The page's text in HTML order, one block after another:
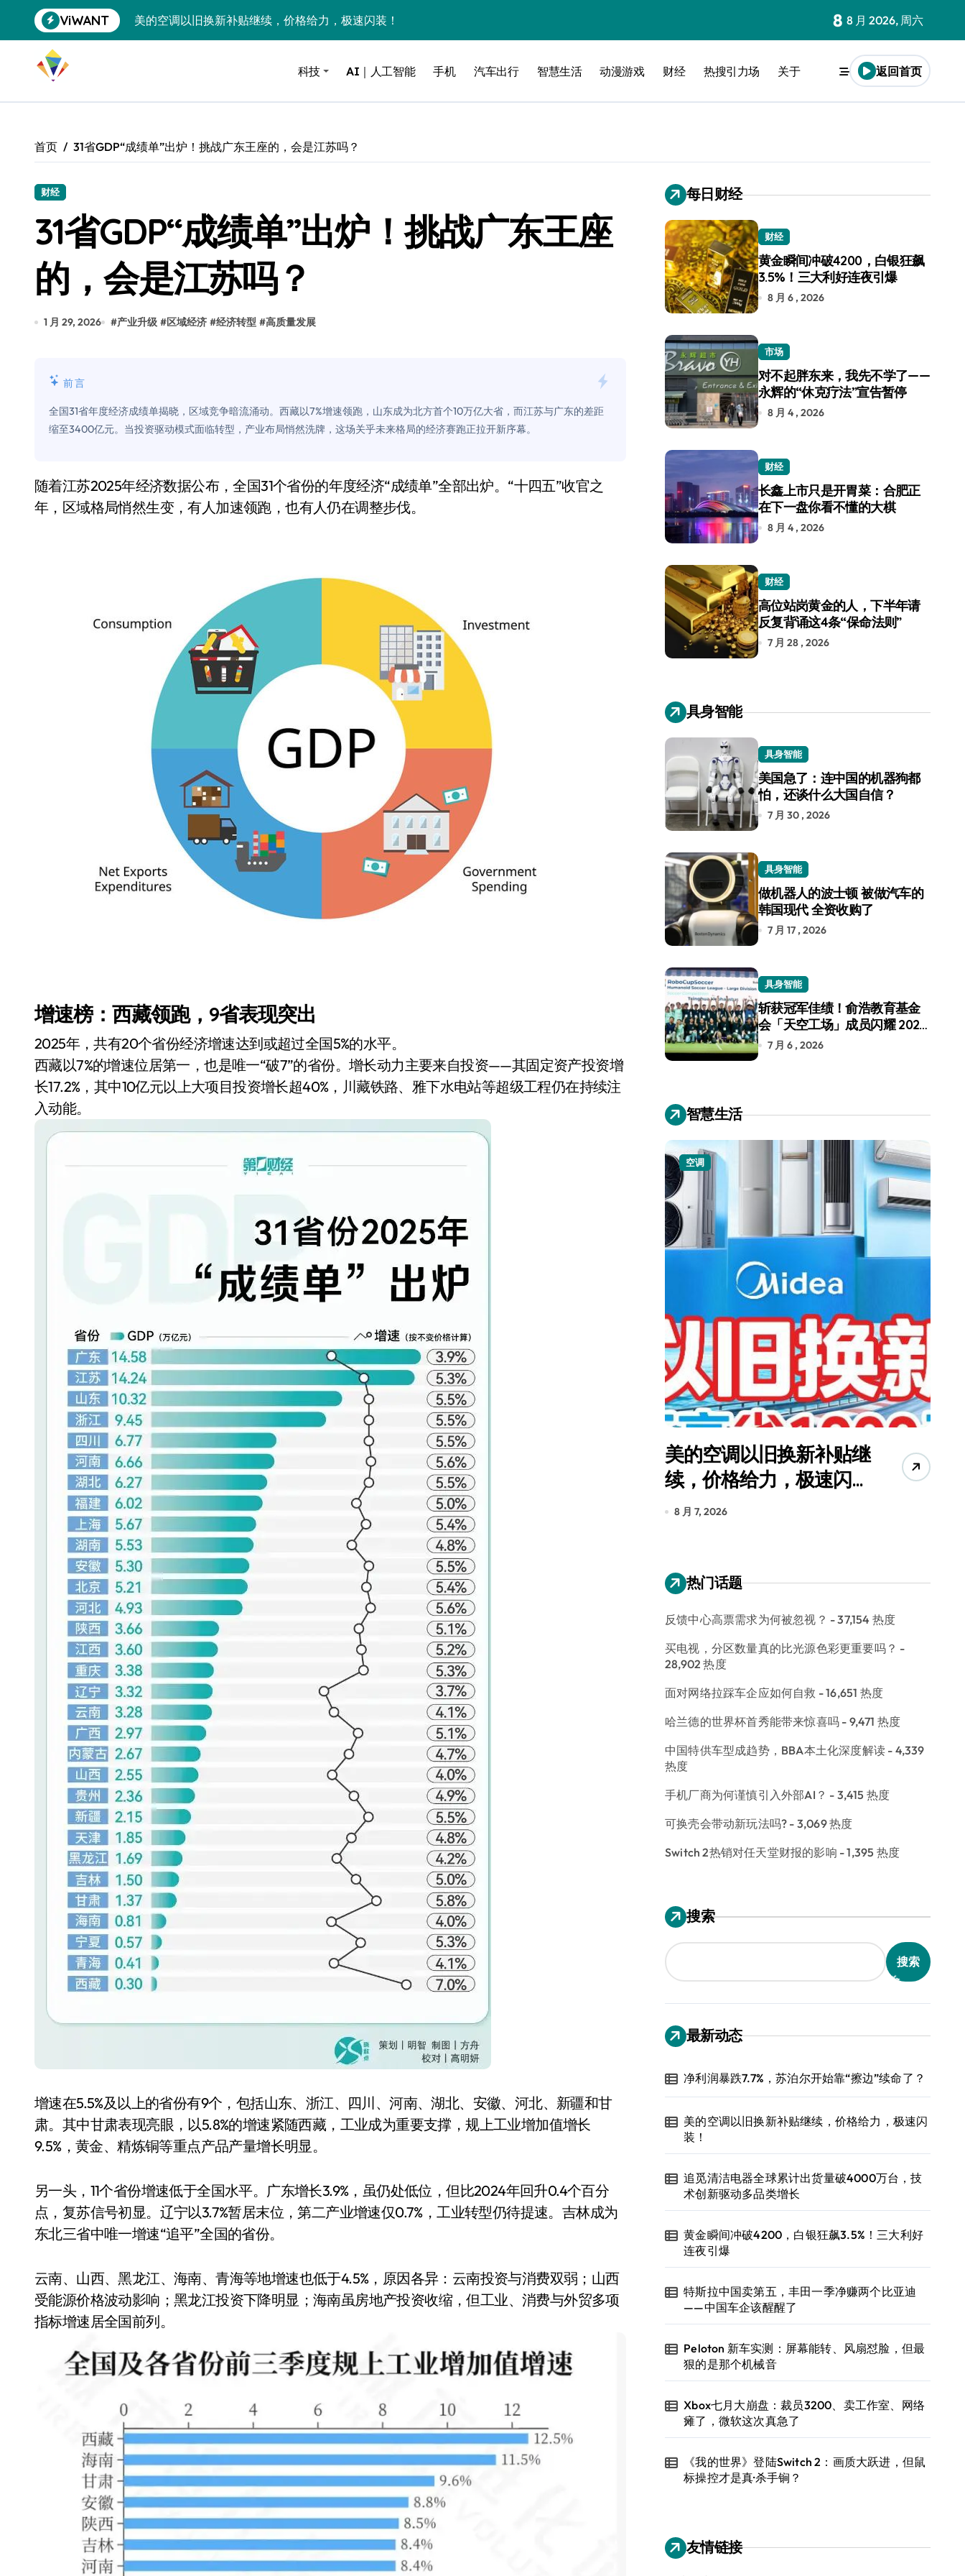
到
ViWANT
美的空调以旧换新补贴继续，价格给力，极速闪装！
黄金瞬间冲破4200，白银狂飙3.5%！三大利好连夜引爆
特斯拉中国卖第五，丰田一季净赚两个比亚迪——中国车企该醒醒了
Xbox七月大崩盘：裁员3200、卖工作室、网络瘫了，微软这次真急了
谷歌DeepMind创始人辞去CEO，但继续“垂帘听政”？
全球最小U盘，容量却碾压iPhone 17顶配？闪迪这波操作太狠了
400层堆叠、性能翻倍 三星把最新存储技术给了AI
别再用汽车USB给MacBook充电了！老司机教你3招真·快充
Windows 11家庭版和专业版，选错真的会后悔吗？
你的U盘格式对了吗？详解exFAT和NTFS的终极对决
从“卖电视”到“定规则”：海信拿下RGB-Mini LED全球话语权
对不起胖东来，我先不学了——永辉的“休克疗法”宣告暂停
国际首次！中国钙钛矿探测器太空“开箱”，一边探测射线一边光伏发电
小米涨价！K90跳上3099，小米17标准版逼近4800
长鑫上市只是开胃菜：合肥正在下一盘你看不懂的大棋
耳机低音像白开水？90%的人第一步就做错了
复古玩家狂喜：Anbernic第三次复刻GBA SP，情怀拉满
Xbox 360 游戏终于要登 PC，光盘党也能“以盘换数”了？
AirTag 新版到底香不香？一篇帮你避坑+种草
净利润暴跌7.7%，苏泊尔开始靠“擦边”续命了？
8 8 月 2026, 周六
科技 AI｜人工智能 手机 汽车出行 智慧生活 动漫游戏 财经 热搜引力场 关于 返回首页
首页 31省GDP“成绩单”出炉！挑战广东王座的，会是江苏吗？
财经
31省GDP“成绩单”出炉！挑战广东王座
的，会是江苏吗？
1 月 29, 2026 #产业升级 #区域经济 #经济转型 #高质量发展
前言
全国31省年度经济成绩单揭晓，区域竞争暗流涌动。西藏以7%增速领跑，山东成为北方首个10万亿大省，而江苏与广东的差距
缩至3400亿元。当投资驱动模式面临转型，产业布局悄然洗牌，这场关乎未来格局的经济赛跑正拉开新序幕。
随着江苏2025年经济数据公布，全国31个省份的年度经济“成绩单”全部出炉。“十四五”收官之
年，区域格局悄然生变，有人加速领跑，也有人仍在调整步伐。
增速榜：西藏领跑，9省表现突出
2025年，共有20个省份经济增速达到或超过全国5%的水平。
西藏以7%的增速位居第一，也是唯一“破7”的省份。增长动力主要来自投资——其固定资产投资增
长17.2%，其中10亿元以上大项目投资增长超40%，川藏铁路、雅下水电站等超级工程仍在持续注
入动能。
增速在5.5%及以上的省份有9个，包括山东、浙江、四川、河南、湖北、安徽、河北、新疆和甘
肃。其中甘肃表现亮眼，以5.8%的增速紧随西藏，工业成为重要支撑，规上工业增加值增长
9.5%，黄金、精炼铜等重点产品产量增长明显。
另一头，11个省份增速低于全国水平。广东增长3.9%，虽仍处低位，但比2024年回升0.4个百分
点，复苏信号初显。辽宁以3.7%暂居末位，第二产业增速仅0.7%，工业转型仍待提速。吉林成为
东北三省中唯一增速“追平”全国的省份。
云南、山西、黑龙江、海南、青海等地增速也低于4.5%，原因各异：云南投资与消费双弱；山西
受能源价格波动影响；黑龙江投资下降明显；海南虽房地产投资收缩，但工业、消费与外贸多项
指标增速居全国前列。
每日财经
财经
黄金瞬间冲破4200，白银狂飙
3.5%！三大利好连夜引爆
8 月 6 , 2026
市场
对不起胖东来，我先不学了——
永辉的“休克疗法”宣告暂停
8 月 4 , 2026
财经
长鑫上市只是开胃菜：合肥正
在下一盘你看不懂的大棋
8 月 4 , 2026
财经
高位站岗黄金的人，下半年请
反复背诵这4条“保命法则”
7 月 28 , 2026
具身智能
具身智能
美国急了：连中国的机器狗都
怕，还谈什么大国自信？
7 月 30 , 2026
具身智能
做机器人的波士顿 被做汽车的
韩国现代 全资收购了
7 月 17 , 2026
具身智能
斩获冠军佳绩！俞浩教育基金
会「天空工场」成员闪耀 2026
RoboCup 机器人世界杯
7 月 6 , 2026
智慧生活
追觅、石头科技注意：你
们的扫地机已被美国认定
为“战略武器”
7 月 30, 2026
净利润暴跌7.7%，苏泊尔
开始靠“擦边”续命了？
8 月 7, 2026
空调
美的空调以旧换新补贴继
续，价格给力，极速闪
装！
8 月 7, 2026
热门话题
反馈中心高票需求为何被忽视？ - 37,154 热度
买电视，分区数量真的比光源色彩更重要吗？ -
28,902 热度
面对网络拉踩车企应如何自救 - 16,651 热度
哈兰德的世界杯首秀能带来惊喜吗 - 9,471 热度
中国特供车型成趋势，BBA本土化深度解读 - 4,339
热度
手机厂商为何谨慎引入外部AI？ - 3,415 热度
可换壳会带动新玩法吗? - 3,069 热度
Switch 2热销对任天堂财报的影响 - 1,395 热度
搜索
搜索
最新动态
净利润暴跌7.7%，苏泊尔开始靠“擦边”续命了？
美的空调以旧换新补贴继续，价格给力，极速闪
装！
追觅清洁电器全球累计出货量破4000万台，技
术创新驱动多品类增长
黄金瞬间冲破4200，白银狂飙3.5%！三大利好
连夜引爆
特斯拉中国卖第五，丰田一季净赚两个比亚迪
——中国车企该醒醒了
Peloton 新车实测：屏幕能转、风扇怼脸，但最
狠的是那个机械音
Xbox七月大崩盘：裁员3200、卖工作室、网络
瘫了，微软这次真急了
《我的世界》登陆Switch 2：画质大跃进，但鼠
标操控才是真·杀手锏？
友情链接